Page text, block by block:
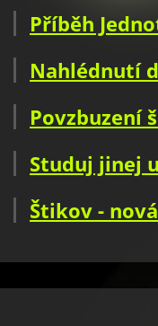
Příběh
Nahlédnutí
Povzbuzení
Studuj jinej
Štikov -